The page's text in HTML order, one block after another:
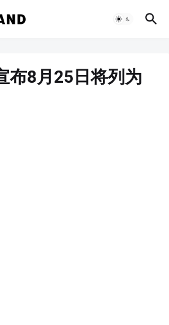
布8月25日将列为